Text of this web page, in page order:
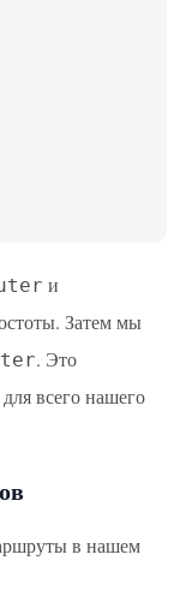
и
Затем мы
. Это
всего нашего
в нашем